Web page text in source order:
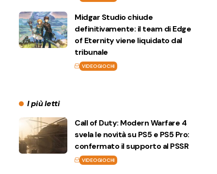
Midgar Studio chiude
definitivamente: il team di Edge
of Eternity viene liquidato dal
tribunale
VIDEOGIOCHI
I più letti
Call of Duty: Modern Warfare 4
svela le novità su PS5 e PS5 Pro:
confermato il supporto al PSSR
VIDEOGIOCHI